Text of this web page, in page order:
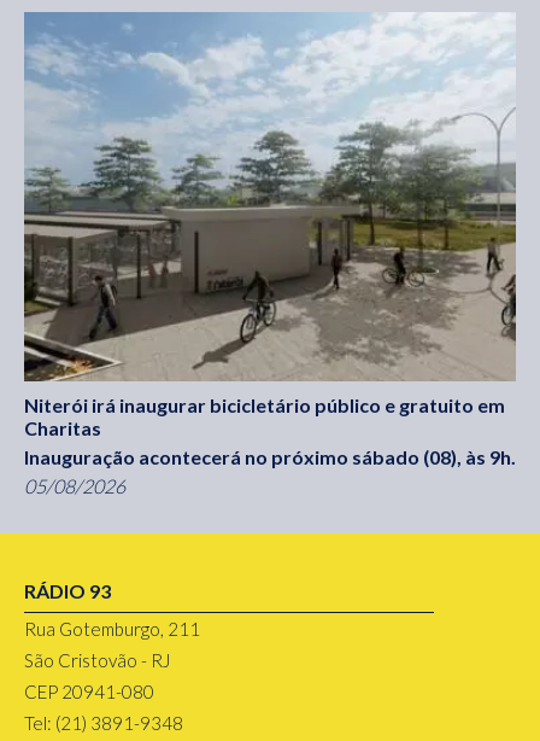
Niterói irá inaugurar bicicletário público e gratuito em
Charitas
Inauguração acontecerá no próximo sábado (08), às 9h.
05/08/2026
RÁDIO 93
Rua Gotemburgo, 211
São Cristovão - RJ
CEP 20941-080
Tel: (21) 3891-9348